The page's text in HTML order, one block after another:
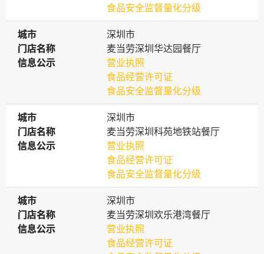
食品安全监督量化分级
城市
城市
深圳市
门店名称
门店名称
麦当劳深圳华达园餐厅
信息公示
信息公示
营业执照
食品经营许可证
食品安全监督量化分级
城市
城市
深圳市
门店名称
门店名称
麦当劳深圳科苑地铁站餐厅
信息公示
信息公示
营业执照
食品经营许可证
食品安全监督量化分级
城市
城市
深圳市
门店名称
门店名称
麦当劳深圳欢乐港湾餐厅
信息公示
信息公示
营业执照
食品经营许可证